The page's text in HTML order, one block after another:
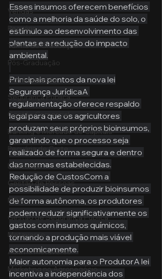
Vendas
Pecuária
Turma de Graduação
Pós-Graduação
Administração
Segurança Publica
Gestão Comercial
Banking e Mercado de Capitais
Pecuária de Corte
Liderança
Gestão de Pessoas
MBA
Gestão de Segurança Publica
Metaverso
Aula no Metaverso
Marketing no Agronegócio
Esses insumos oferecem benefícios
como a melhoria da saúde do solo, o
estímulo ao desenvolvimento das
plantas e a redução do impacto
ambiental.
Principais pontos da nova lei
Segurança JurídicaA
regulamentação oferece respaldo
legal para que os agricultores
produzam seus próprios bioinsumos,
garantindo que o processo seja
realizado de forma segura e dentro
das normas estabelecidas.
Redução de CustosCom a
possibilidade de produzir bioinsumos
de forma autônoma, os produtores
podem reduzir significativamente os
gastos com insumos químicos,
tornando a produção mais viável
economicamente.
Maior autonomia para o ProdutorA lei
incentiva a independência dos